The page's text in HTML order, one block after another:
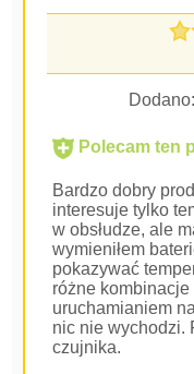
Dodano:
Polecam ten
Bardzo dobry
interesuje tylko
w obsłudze, ale
wymieniłem
pokazywać
różne kombinacje
uruchamianiem
nic nie wychodzi.
czujnika.